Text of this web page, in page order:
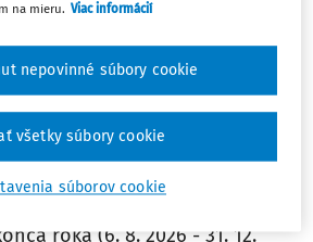
Použiť
roka (6. 8. 2026 - 31. 12.
na mieru. Viac informácií
súborov cookie
nepovinné súbory cookie
všetky súbory cookie